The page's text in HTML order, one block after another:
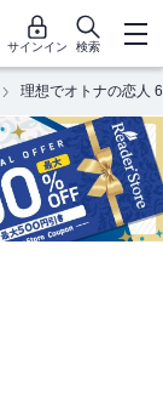
サインイン 検索
理想でオトナの恋人 6